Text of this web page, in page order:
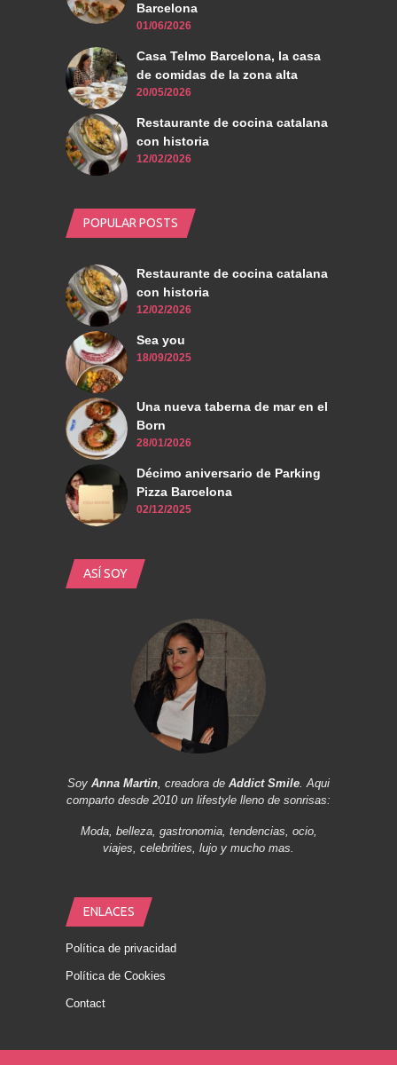
Barcelona
01/06/2026
Casa Telmo Barcelona, la casa
de comidas de la zona alta
20/05/2026
Restaurante de cocina catalana
con historia
12/02/2026
POPULAR POSTS
Restaurante de cocina catalana
con historia
12/02/2026
Sea you
18/09/2025
Una nueva taberna de mar en el
Born
28/01/2026
Décimo aniversario de Parking
Pizza Barcelona
02/12/2025
ASÍ SOY
Soy Anna Martin, creadora de Addict Smile. Aqui
comparto desde 2010 un lifestyle lleno de sonrisas:
Moda, belleza, gastronomia, tendencias, ocio,
viajes, celebrities, lujo y mucho mas.
ENLACES
Política de privacidad
Política de Cookies
Contact